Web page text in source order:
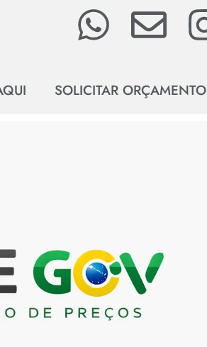
SOLICITAR ORÇAMENTO